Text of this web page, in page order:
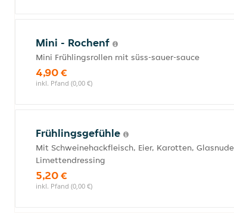
Mini - Rochenf
Mini Frühlingsrollen mit süss-sauer-sauce
4,90 €
inkl. Pfand (0,00 €)
Frühlingsgefühle
Mit Schweinehackfleisch, Eier, Karotten,
Limettendressing
5,20 €
inkl. Pfand (0,00 €)